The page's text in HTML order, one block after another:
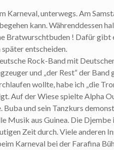
unterwegs. Am
kann. Währenddessen
Bratwurschtbuden ! Dafür gibt
entscheiden.
Rock-Band mit
und „der Rest“ der
wollte, habe ich „die
Auf der Wiese spielte Alpha
und sein Tanzkurs
Musik aus Guinea. Die Djembe
Zeit durch. Viele anderen
Karneval bei der Farafina